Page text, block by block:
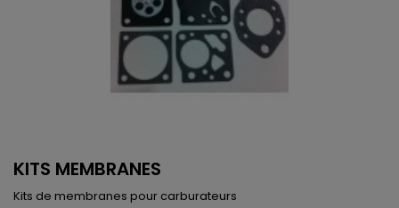
KITS MEMBRANES
Kits de membranes pour carburateurs